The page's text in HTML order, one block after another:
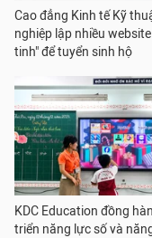
Cao đẳng Kinh tế Kỹ
nghiệp lập nhiều
tinh" để tuyển sinh hộ
KDC Education đồng
triển năng lực số và